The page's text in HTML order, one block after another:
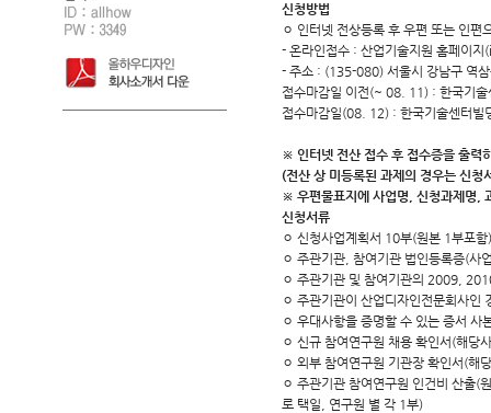
신청방법
ㅇ 인터넷 전상등록 후 우편 또는 인편
- 온라인접수 : 산업기술지원 홈페이지(
- 주소 : (135-080) 서울시 강남구 역
접수마감일 이전(~ 08. 11) : 한국기
접수마감일(08. 12) : 한국기술센터빌
※ 인터넷 전산 접수 후 접수증을 출력
(전산 상 미등록된 과제의 경우는 신청
※ 우편물표지에 사업명, 신청과제명,
신청서류
ㅇ 신청사업계획서 10부(원본 1부포함
ㅇ 주관기관, 참여기관 법인등록증(사
ㅇ 주관기관 및 참여기관의 2009,
ㅇ 주관기관이 산업디자인전문회사인
ㅇ 우대사항을 증명할 수 있는 증서 사
ㅇ 신규 참여연구원 채용 확인서(해당
ㅇ 외부 참여연구원 기관장 확인서(해
ㅇ 주관기관 참여연구원 인건비 산출(
로 택일, 연구원 별 각 1부)